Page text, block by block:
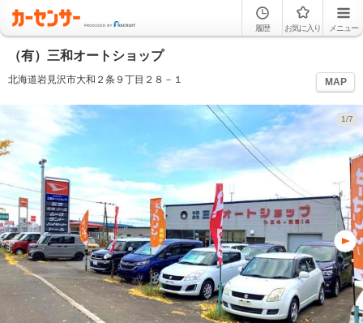
履歴 お気に入り メニュー
（有）三和オートショップ
北海道岩見沢市大和２条９丁目２８－１ MAP
1/7